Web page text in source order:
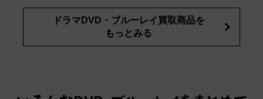
ドラマDVD・ブルーレイ買取商品を
もっとみる